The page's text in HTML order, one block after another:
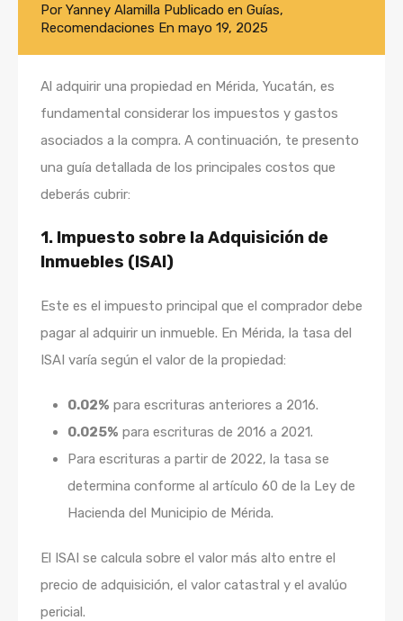
Por Yanney Alamilla Publicado en Guías,
Recomendaciones En mayo 19, 2025
Al adquirir una propiedad en Mérida, Yucatán, es
fundamental considerar los impuestos y gastos
asociados a la compra. A continuación, te presento
una guía detallada de los principales costos que
deberás cubrir:
1. Impuesto sobre la Adquisición de
Inmuebles (ISAI)
Este es el impuesto principal que el comprador debe
pagar al adquirir un inmueble. En Mérida, la tasa del
ISAI varía según el valor de la propiedad:
0.02% para escrituras anteriores a 2016.
0.025% para escrituras de 2016 a 2021.
Para escrituras a partir de 2022, la tasa se
determina conforme al artículo 60 de la Ley de
Hacienda del Municipio de Mérida.
El ISAI se calcula sobre el valor más alto entre el
precio de adquisición, el valor catastral y el avalúo
pericial.